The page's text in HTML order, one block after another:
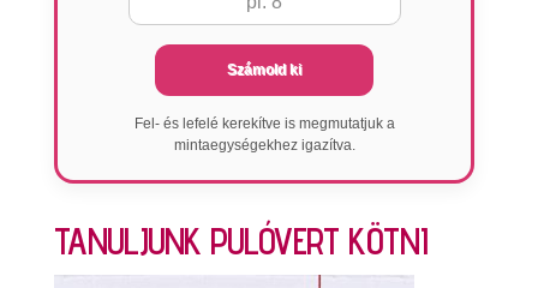
Számold ki
Fel- és lefelé kerekítve is megmutatjuk a
mintaegységekhez igazítva.
TANULJUNK PULÓVERT KÖTNI